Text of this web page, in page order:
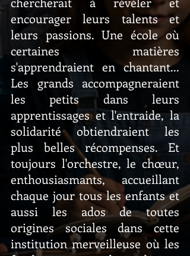
encourager leurs talents et
leurs passions. Une école où
certaines matières
s'apprendraient en chantant...
Les grands accompagneraient
les petits dans leurs
apprentissages et l'entraide, la
solidarité obtiendraient les
plus belles récompenses. Et
toujours l'orchestre, le chœur,
enthousiasmants, accueillant
chaque jour tous les enfants et
aussi les ados de toutes
origines sociales dans cette
institution merveilleuse où les